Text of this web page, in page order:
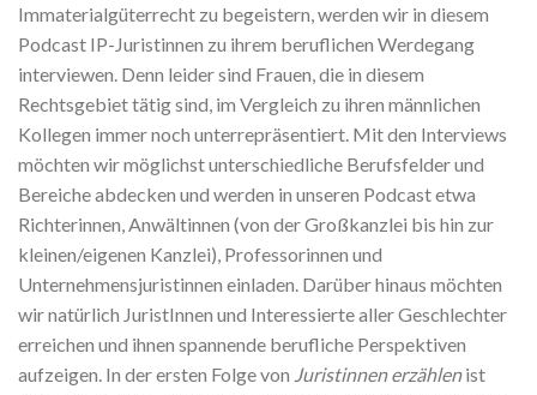
Immaterialgüterrecht zu begeistern, werden wir in diesem
Podcast IP-Juristinnen zu ihrem beruflichen Werdegang
interviewen. Denn leider sind Frauen, die in diesem
Rechtsgebiet tätig sind, im Vergleich zu ihren männlichen
Kollegen immer noch unterrepräsentiert. Mit den Interviews
möchten wir möglichst unterschiedliche Berufsfelder und
Bereiche abdecken und werden in unseren Podcast etwa
Richterinnen, Anwältinnen (von der Großkanzlei bis hin zur
kleinen/eigenen Kanzlei), Professorinnen und
Unternehmensjuristinnen einladen. Darüber hinaus möchten
wir natürlich JuristInnen und Interessierte aller Geschlechter
erreichen und ihnen spannende berufliche Perspektiven
aufzeigen. In der ersten Folge von Juristinnen erzählenist